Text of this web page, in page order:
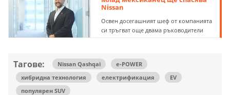
Nissan
Освен досегашният шеф от компанията
си тръгват още двама ръководители
Тагове: Nissan Qashqai
e-POWER
хибридна технология
електрификация
EV
популярен SUV